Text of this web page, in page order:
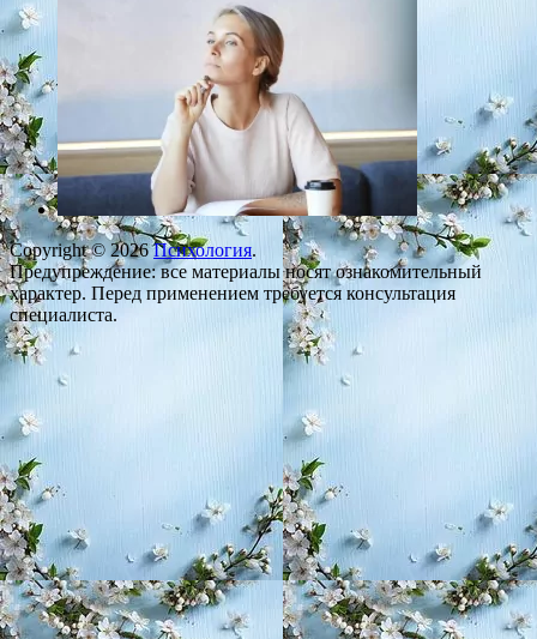
Copyright © 2026Психология.
Предупреждение: все материалы носят ознакомительный
характер. Перед применением требуется консультация
специалиста.